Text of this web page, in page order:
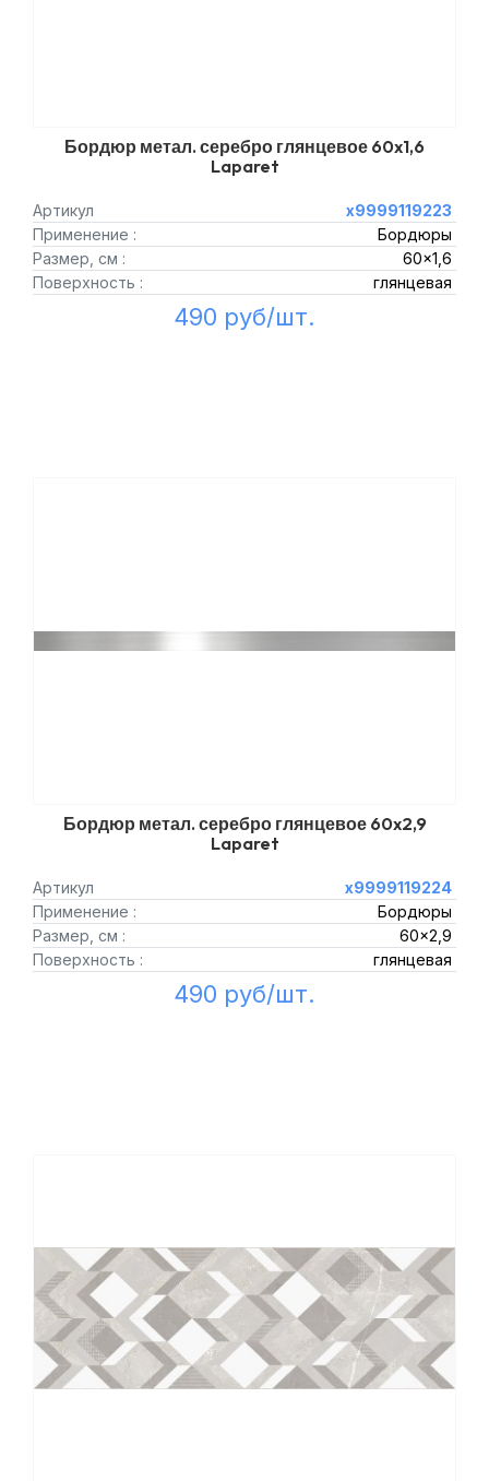
Бордюр метал. серебро глянцевое 60x1,6
Laparet
Артикул
х9999119223
Применение :
Бордюры
Размер, см :
60x1,6
Поверхность :
глянцевая
490 руб/шт.
Бордюр метал. серебро глянцевое 60x2,9
Laparet
Артикул
х9999119224
Применение :
Бордюры
Размер, см :
60x2,9
Поверхность :
глянцевая
490 руб/шт.